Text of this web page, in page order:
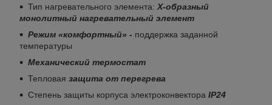
Тип нагревательного элемента:Х-образный
монолитный нагревательный элемент
Режим «комфортный» - поддержка заданной
температуры
Механический термостат
Тепловая защита от перегрева
Степень защиты корпуса электроконвектора IP24